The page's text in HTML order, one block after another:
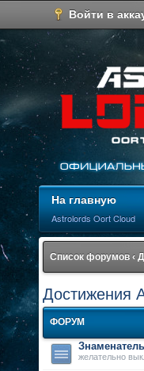
Войти в
На главную
Astrolords Oort Cloud
Список форумов ‹
Достижения
ФОРУМ
желательно